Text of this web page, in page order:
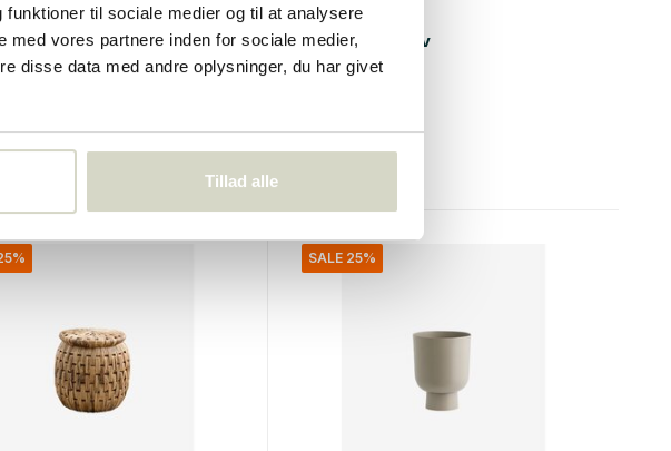
til sociale medier og til at analysere
vores partnere inden for sociale medier,
disse data med andre oplysninger, du har givet
Tillad alle
sprøjtesæt med 4 stk
Nordal
Tuo vægstativ
Inkl. Moms
• På lager
SALE 25%